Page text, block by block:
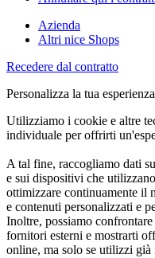
Azienda
Altri nice Shops
Recedere dal contratto
Personalizza la tua
Utilizziamo i cookie e altre
individuale per offrirti
A tal fine, raccogliamo dati
e sui dispositivi che
ottimizzare continuamente il
e contenuti personalizzati e
Inoltre, possiamo
fornitori esterni e mostrarti
online, ma solo se utilizzi